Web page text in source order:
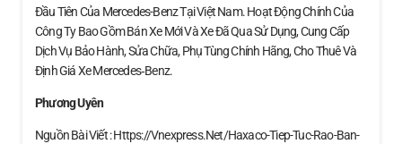
Đầu Tiên Của Mercedes-Benz Tại Việt Nam. Hoạt Động Chính Của
Công Ty Bao Gồm Bán Xe Mới Và Xe Đã Qua Sử Dụng, Cung Cấp
Dịch Vụ Bảo Hành, Sửa Chữa, Phụ Tùng Chính Hãng, Cho Thuê Và
Định Giá Xe Mercedes‑Benz.
Phương Uyên
Nguồn Bài Viết : Https://vnexpress.net/haxaco-Tiep-Tuc-Rao-Ban-